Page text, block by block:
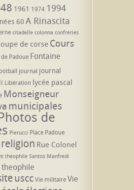
1961 1974 1994
60 A Rinascita
citadelle colonna confréries
de corse Cours
Padoue Fontaine
journal journal
Libération lycée pascal
Monseigneur
municipales
de
Pierucci Place Padoue
religion Rue Colonel
théophile Santos Manfredi
theophile
usccVie militaireVie